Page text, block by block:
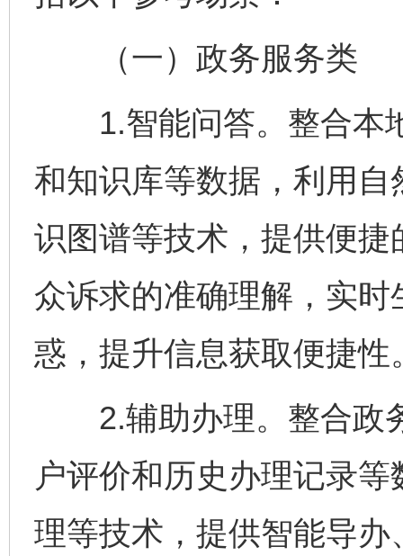
（一）政务服务类
1.智能问答。整合本
和知识库等数据，利用
识图谱等技术，提供便
众诉求的准确理解，实
惑，提升信息获取便捷性
2.辅助办理。整合政
户评价和历史办理记录
理等技术，提供智能导